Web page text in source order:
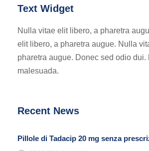
Text Widget
Nulla vitae elit libero, a pharetra
elit libero, a pharetra augue. Nulla
pharetra augue. Donec sed odio dui.
malesuada.
Recent News
Pillole di Tadacip 20 mg senza